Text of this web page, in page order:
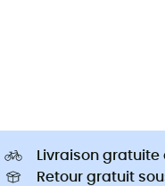
Livraison gratuite
Retour gratuit